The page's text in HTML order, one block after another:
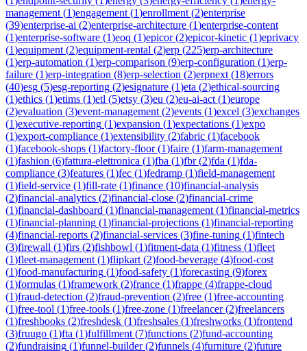
management (1)engagement (1)enrollment (2)enterprise
(39)enterprise-ai (2)enterprise-architecture (1)enterprise-content
(1)enterprise-software (1)eoq (1)epicor(2)epicor-kinetic (1)eprivacy
(1)equipment (2)equipment-rental (2)erp (225)erp-architecture
(1)erp-automation (1)erp-comparison (9)erp-configuration (1)erp-
failure (1)erp-integration (8)erp-selection (2)erpnext (18)errors
(40)esg (5)esg-reporting (2)esignature (1)eta (2)ethical-sourcing
(1)ethics (1)etims (1)etl (5)etsy (3)eu (2)eu-ai-act (1)europe
(2)evaluation (3)event-management (2)events (1)excel (3)exchanges
(1)executive-reporting (1)expansion (1)expectations (1)expo
(1)export-compliance (1)extensibility (2)fabric (1)facebook
(1)facebook-shops (1)factory-floor(1)faire (1)farm-management
(1)fashion (6)fattura-elettronica (1)fba (1)fbr(2)fda (1)fda-
compliance (3)features (1)fec (1)fedramp (1)field-management
(1)field-service (1)fill-rate (1)finance (10)financial-analysis
(2)financial-analytics (2)financial-close (2)financial-crime
(1)financial-dashboard (1)financial-management (1)financial-metrics
(1)financial-planning (1)financial-projections (1)financial-reporting
(4)financial-reports (2)financial-services (3)fine-tuning (1)fintech
(3)firewall (1)firs (2)fishbowl (1)fitment-data (1)fitness (1)fleet
(1)fleet-management (1)flipkart (2)food-beverage (4)food-cost
(1)food-manufacturing (1)food-safety (1)forecasting (9)forex
(1)formulas (1)framework (2)france (1)frappe (4)frappe-cloud
(1)fraud-detection (2)fraud-prevention (2)free (1)free-accounting
(1)free-tool (1)free-tools (1)free-zone (1)freelancer(2)freelancers
(1)freshbooks (2)freshdesk (1)freshsales (1)freshworks (1)frontend
(3)fruugo (1)fta (1)fulfillment (7)functions (2)fund-accounting
(2)fundraising (1)funnel-builder(2)funnels (4)furniture (2)future